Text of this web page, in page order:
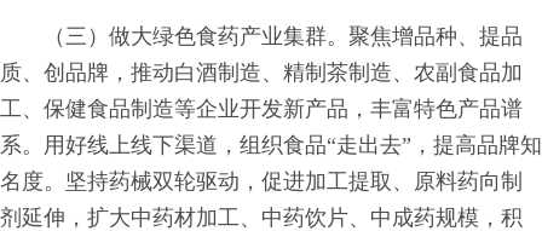
（三）做大绿色食药产业集群。聚焦增品种、提品
质、创品牌，推动白酒制造、精制茶制造、农副食品加
工、保健食品制造等企业开发新产品，丰富特色产品谱
系。用好线上线下渠道，组织食品“走出去”，提高品牌知
名度。坚持药械双轮驱动，促进加工提取、原料药向制
剂延伸，扩大中药材加工、中药饮片、中成药规模，积